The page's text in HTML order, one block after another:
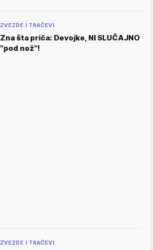
ZVEZDE I TRAČEVI
Zna šta priča: Devojke, NI SLUČAJNO
"pod nož"!
ZVEZDE I TRAČEVI